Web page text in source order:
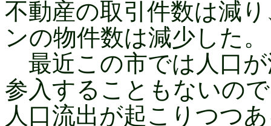
不動産の取引件数は減
ンの物件数は減少した。
最近この市では人口
参入することもないの
人口流出が起こりつつ